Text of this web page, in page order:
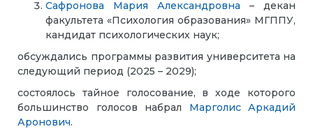
Сафронова Мария Александровна – декан
факультета «Психология образования» МГППУ,
кандидат психологических наук;
обсуждались программы развития университета на
следующий период (2025 – 2029);
состоялось тайное голосование, в ходе которого
большинство голосов набрал Марголис Аркадий
Аронович.